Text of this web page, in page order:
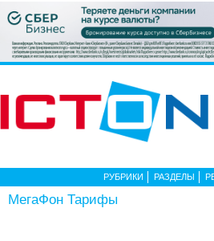
РУБРИКИ РАЗДЕЛЫ
МегаФон Тарифы